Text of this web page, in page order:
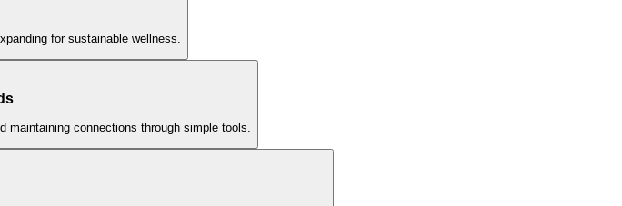
for sustainable wellness.
maintaining connections through simple tools.